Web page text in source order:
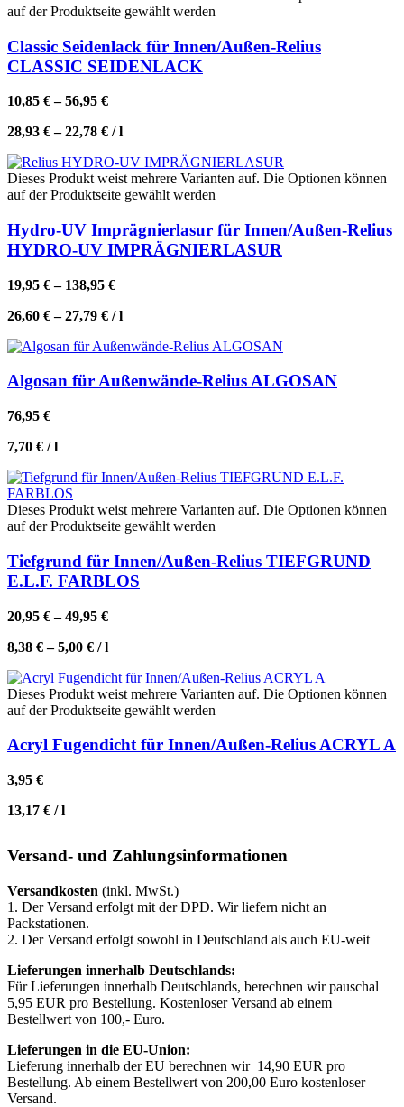
auf der Produktseite gewählt werden
Classic Seidenlack für Innen/Außen-Relius
CLASSIC SEIDENLACK
10,85 €–56,95 €
28,93 €–22,78 € /l
Dieses Produkt weist mehrere Varianten auf. Die Optionen können
auf der Produktseite gewählt werden
Hydro-UV Imprägnierlasur für Innen/Außen-Relius
HYDRO-UV IMPRÄGNIERLASUR
19,95 €– 138,95 €
26,60 €–27,79 € /l
Algosan für Außenwände-Relius ALGOSAN
76,95 €
7,70 € /l
Dieses Produkt weist mehrere Varianten auf. Die Optionen können
auf der Produktseite gewählt werden
Tiefgrund für Innen/Außen-Relius TIEFGRUND
E.L.F. FARBLOS
20,95 €–49,95 €
8,38 €–5,00 € /l
Dieses Produkt weist mehrere Varianten auf. Die Optionen können
auf der Produktseite gewählt werden
Acryl Fugendicht für Innen/Außen-Relius ACRYL A
3,95 €
13,17 € /l
Versand- und Zahlungsinformationen
Versandkosten (inkl. MwSt.)
1. Der Versand erfolgt mit der DPD. Wir liefern nicht an
Packstationen.
2. Der Versand erfolgt sowohl in Deutschland als auch EU-weit
Lieferungen innerhalb Deutschlands:
Für Lieferungen innerhalb Deutschlands, berechnen wir pauschal
5,95 EUR pro Bestellung. Kostenloser Versand ab einem
Bestellwert von 100,- Euro.
Lieferungen in die EU-Union:
Lieferung innerhalb der EU berechnen wir 14,90 EUR pro
Bestellung. Ab einem Bestellwert von 200,00 Euro kostenloser
Versand.